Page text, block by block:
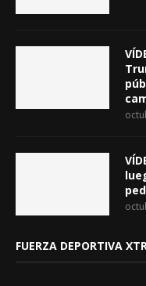
FUERZA DEPORTIVA